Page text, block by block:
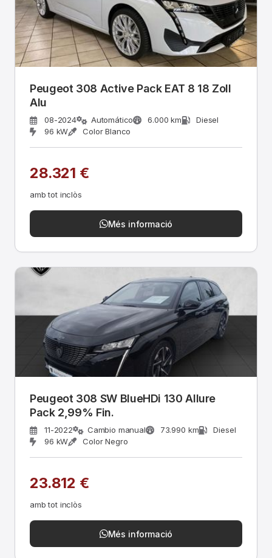
Peugeot 308 Active Pack EAT 8 18 Zoll
Alu
08-2024 Automático 6.000 km
Diesel
96 kW
Color Blanco
28.321 €
amb tot inclòs
Més informació
Peugeot 308 SW BlueHDi 130 Allure
Pack 2,99% Fin.
11-2022 Cambio manual 73.990 km
Diesel
96 kW
Color Negro
23.812 €
amb tot inclòs
Més informació